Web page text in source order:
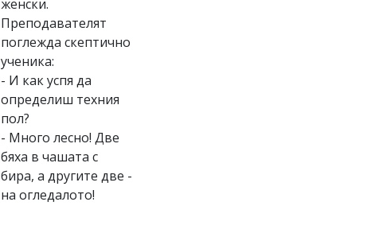
женски.
Преподавателят
поглежда скептично
ученика:
- И как успя да
определиш техния
пол?
- Много лесно! Две
бяха в чашата с
бира, а другите две -
на огледалото!